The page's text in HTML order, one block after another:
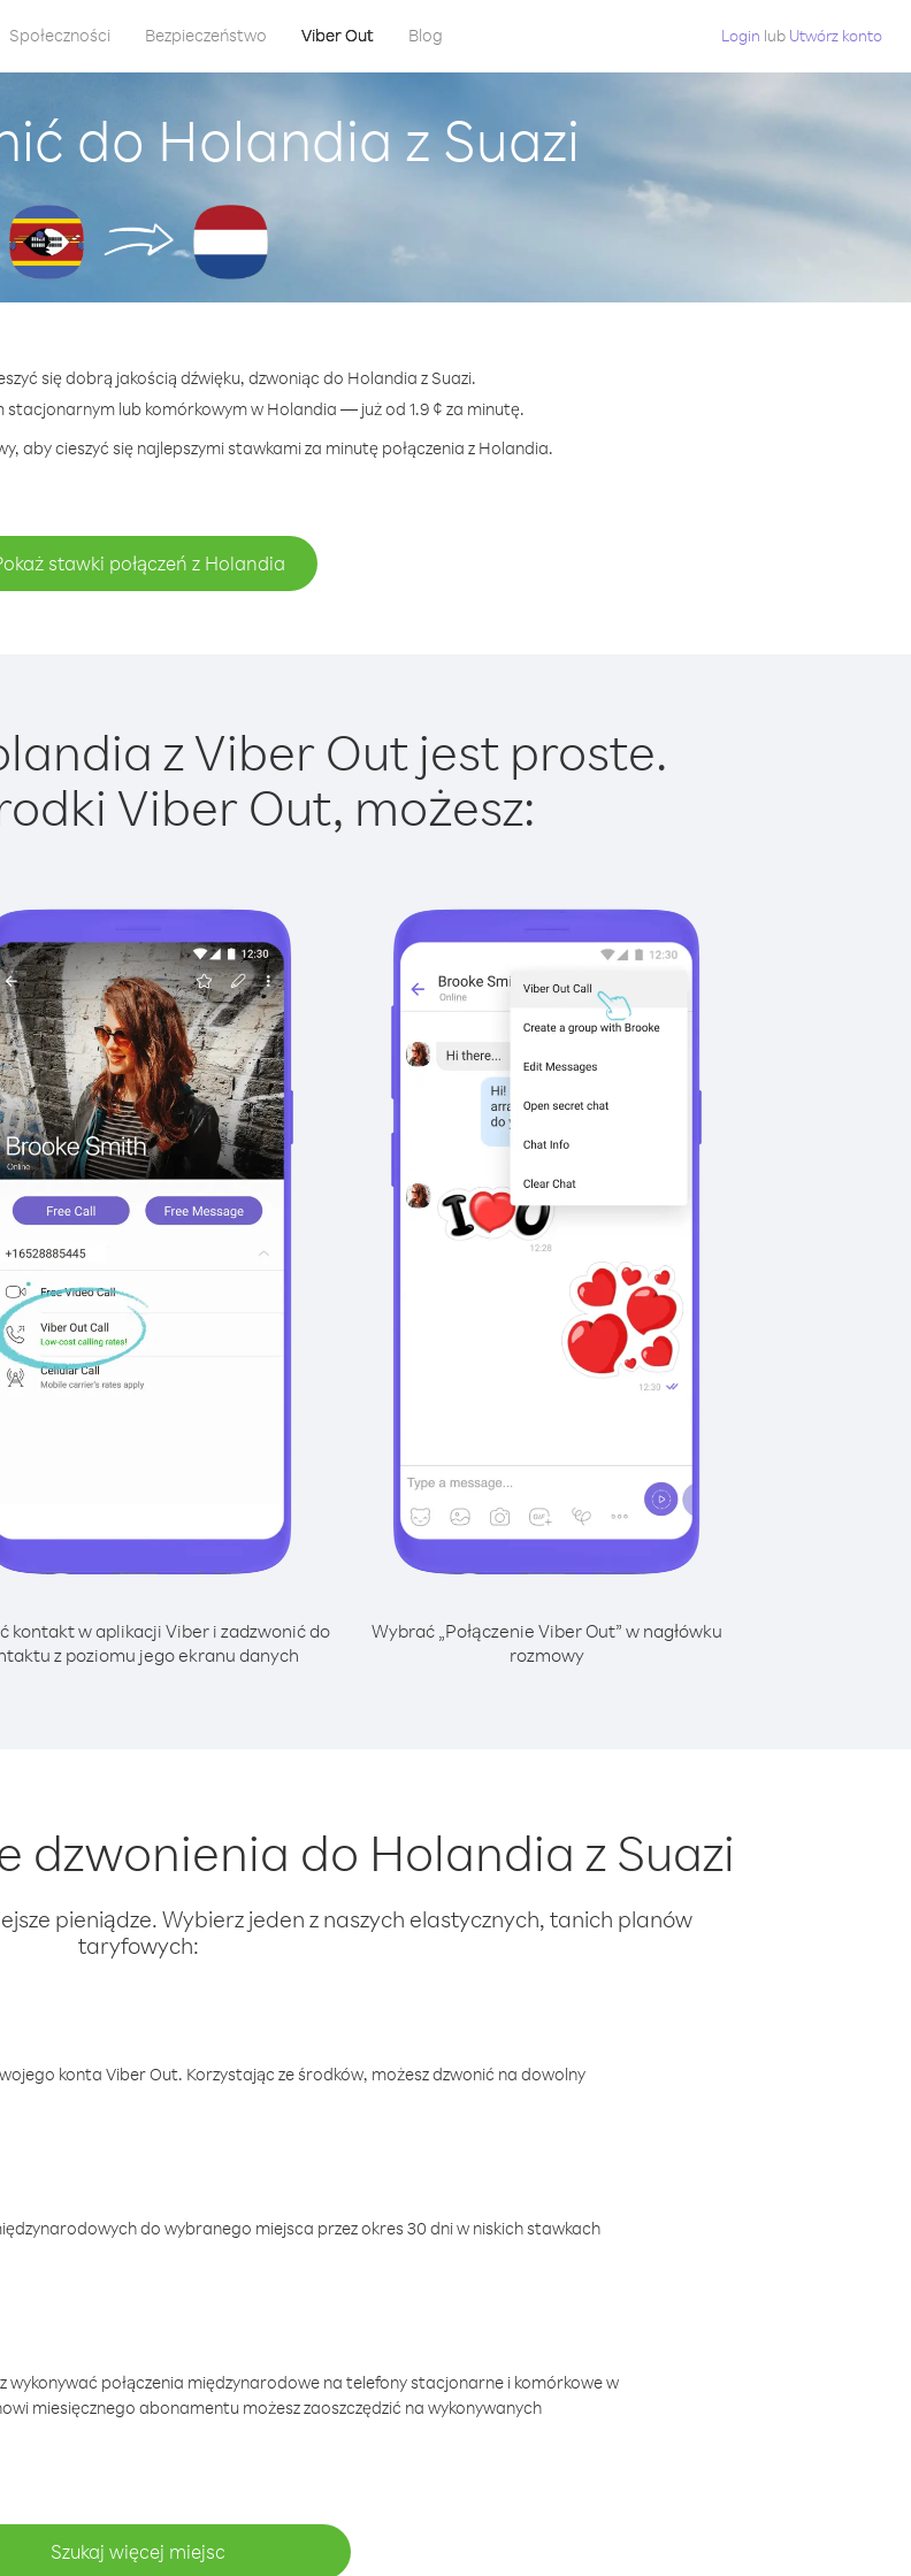
Społeczności Bezpieczeństwo Viber Out Blog Login lub Utwórz konto
do Holandia z Suazi
się dobrą jakością dźwięku, dzwoniąc do Holandia z Suazi.
stacjonarnym lub komórkowym w Holandia — już od 1.9 ¢ za minutę.
aby cieszyć się najlepszymi stawkami za minutę połączenia z Holandia.
stawki połączeń z Holandia
z Viber Out jest proste.
Viber Out, możesz:
kontakt w aplikacji Viber i zadzwonić do
z poziomu jego ekranu danych
Wybrać „Połączenie Viber Out” w nagłówku
rozmowy
dzwonienia do Holandia z Suazi
pieniądze. Wybierz jeden z naszych elastycznych, tanich planów
taryfowych:
konta Viber Out. Korzystając ze środków, możesz dzwonić na dowolny
do wybranego miejsca przez okres 30 dni w niskich stawkach
połączenia międzynarodowe na telefony stacjonarne i komórkowe w
miesięcznego abonamentu możesz zaoszczędzić na wykonywanych
Szukaj więcej miejsc